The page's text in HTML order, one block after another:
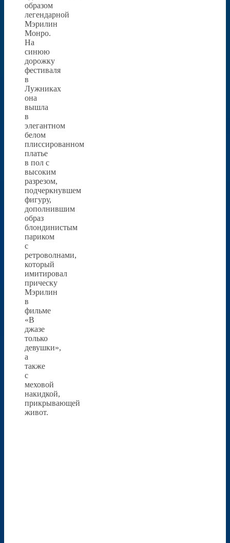
образом
легендарной
Мэрилин
Монро.
На
синюю
дорожку
фестиваля
в
Лужниках
она
вышла
в
элегантном
белом
плиссированном
платье
в пол с
высоким
разрезом,
подчеркнувшем
фигуру,
дополнившим
образ
блондинистым
париком
с
ретроволнами,
который
имитировал
прическу
Мэрилин
в
фильме
«В
джазе
только
девушки»,
а
также
с
меховой
накидкой,
прикрывающей
живот.